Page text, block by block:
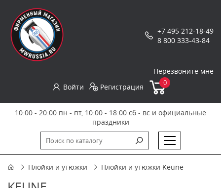
+7 495 212-18-49
8 800 333-43-84
Перезвоните мне
Войти
Регистрация 0
10:00 - 20:00 пн - пт, 10:00 - 18:00 сб - вс и официальные
праздники
Плойки и утюжки Плойки и утюжки Keune